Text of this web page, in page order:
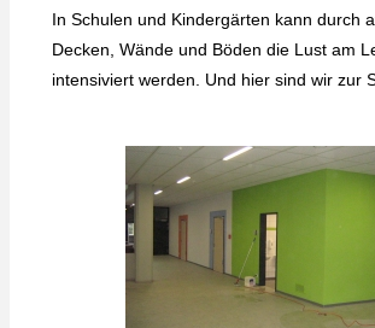
In Schulen und Kindergärten kann durch
Decken, Wände und Böden die Lust am
intensiviert werden. Und hier sind wir zur